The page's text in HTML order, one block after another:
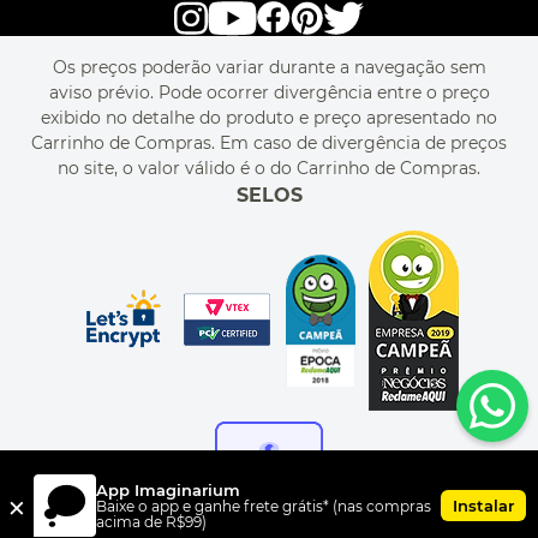
PERGUNTAS FREQUENTES
MEU CADASTRO
MEU PEDIDO
CUPONS DE DESCONTO
MAPA DO SITE
LIVELO
Os preços poderão variar durante a navegação sem
aviso prévio. Pode ocorrer divergência entre o preço
exibido no detalhe do produto e preço apresentado no
Carrinho de Compras. Em caso de divergência de preços
no site, o valor válido é o do Carrinho de Compras.
SELOS
× App Imaginarium
Baixe o app e ganhe frete grátis* (nas compras
acima de R$99)
Instalar